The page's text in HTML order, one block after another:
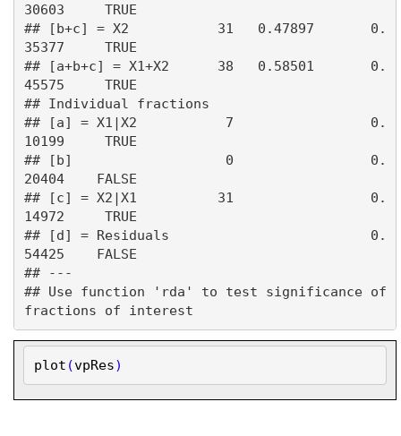
30603     TRUE
## [b+c] = X2           31   0.47897       0.
35377     TRUE
## [a+b+c] = X1+X2      38   0.58501       0.
45575     TRUE
## Individual fractions
## [a] = X1|X2           7                 0.
10199     TRUE
## [b]                   0                 0.
20404    FALSE
## [c] = X2|X1          31                 0.
14972     TRUE
## [d] = Residuals                         0.
54425    FALSE
## ---
## Use function 'rda' to test significance of
plot (vpRes)